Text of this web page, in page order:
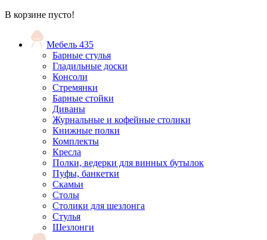
В корзине пусто!
Мебель 435
Барные стулья
Гладильные доски
Консоли
Стремянки
Барные стойки
Диваны
Журнальные и кофейные столики
Книжные полки
Комплекты
Кресла
Полки, ведерки для винных бутылок
Пуфы, банкетки
Скамьи
Столы
Столики для шезлонга
Стулья
Шезлонги